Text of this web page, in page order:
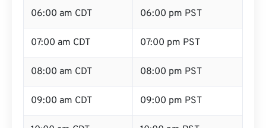
06:00 am CDT 06:00 pm PST
07:00 am CDT 07:00 pm PST
08:00 am CDT 08:00 pm PST
09:00 am CDT 09:00 pm PST